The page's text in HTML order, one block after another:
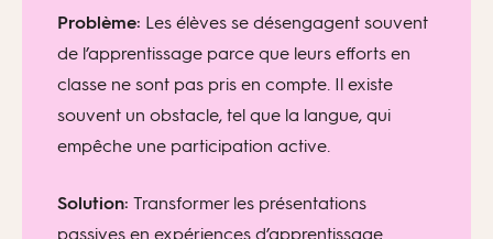
Problème: Les élèves se désengagent souvent
de l’apprentissage parce que leurs efforts en
classe ne sont pas pris en compte. Il existe
souvent un obstacle, tel que la langue, qui
empêche une participation active.
Solution: Transformer les présentations
passives en expériences d’apprentissage